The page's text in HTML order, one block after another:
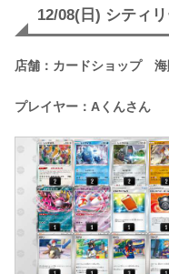
12/08(日) シティ
店舗：カードショップ
プレイヤー：Aくんさん